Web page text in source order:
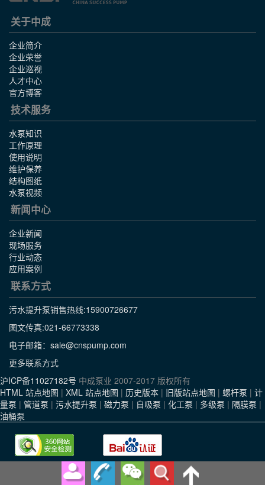
关于中成
企业简介
企业荣誉
企业巡视
人才中心
官方博客
技术服务
水泵知识
工作原理
使用说明
维护保养
结构图纸
水泵视频
新闻中心
企业新闻
现场服务
行业动态
应用案例
联系方式
污水提升泵销售热线:15900726677
图文传真:021-66773338
电子邮箱：sale@cnspump.com
更多联系方式
沪ICP备11027182号 中成泵业 2007-2017 版权所有
HTML 站点地图 | XML 站点地图 | 历史版本 | 旧版站点地图 | 螺杆泵 | 计
量泵 | 管道泵 | 污水提升泵 | 磁力泵 | 自吸泵 | 化工泵 | 多级泵 | 隔膜泵 |
油桶泵